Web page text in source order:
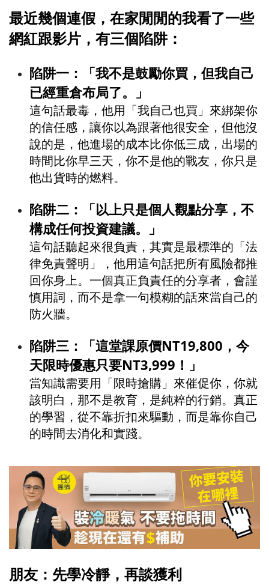
最近幾個連假，在家閒閒的我看了一些
網紅跟影片，有三個陷阱：
陷阱一：「我不是鼓勵你買，但我自己
已經重倉布局了。」
這句話最毒，他用「我自己也買」來綁架你
的信任感，讓你以為跟著他很安全，但他沒
說的是，他進場的成本比你低三成，出場的
時間比你早三天，你不是他的戰友，你只是
他出貨時的燃料。
陷阱二：「以上只是個人觀點分享，不
構成任何投資建議。」
這句話聽起來很負責，其實是最標準的「法
律免責聲明」，他用這句話把所有風險都推
回你身上。一個真正負責任的分享者，會謹
慎用詞，而不是拿一句模糊的話來當自己的
防火牆。
陷阱三：「這堂課原價NT19,800，今
天限時優惠只要NT3,999！」
當知識需要用「限時搶購」來催促你，你就
該明白，那不是教育，是純粹的行銷。真正
的學習，從不靠折扣來驅動，而是靠你自己
的時間去消化和實踐。
朋友：先學冷靜，再談獲利